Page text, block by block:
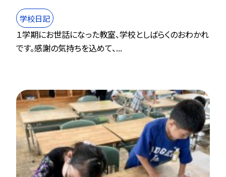
学校日記
１学期にお世話になった教室、学校としばらくのおわかれ
です。感謝の気持ちを込めて、...